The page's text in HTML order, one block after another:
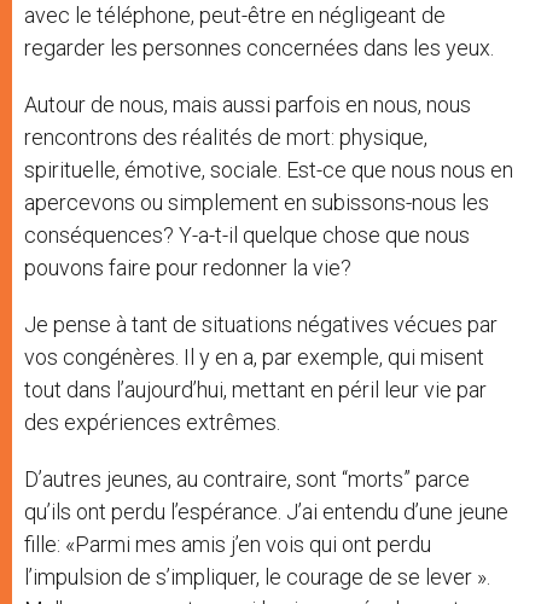
avec le téléphone, peut-être en négligeant de
regarder les personnes concernées dans les yeux.
Autour de nous, mais aussi parfois en nous, nous
rencontrons des réalités de mort: physique,
spirituelle, émotive, sociale. Est-ce que nous nous en
apercevons ou simplement en subissons-nous les
conséquences? Y-a-t-il quelque chose que nous
pouvons faire pour redonner la vie?
Je pense à tant de situations négatives vécues par
vos congénères. Il y en a, par exemple, qui misent
tout dans l’aujourd’hui, mettant en péril leur vie par
des expériences extrêmes.
D’autres jeunes, au contraire, sont “morts” parce
qu’ils ont perdu l’espérance. J’ai entendu d’une jeune
fille: «Parmi mes amis j’en vois qui ont perdu
l’impulsion de s’impliquer, le courage de se lever ».